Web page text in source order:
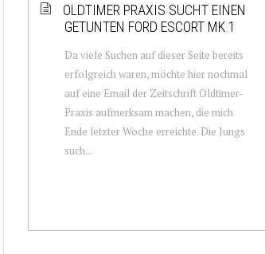
OLDTIMER PRAXIS SUCHT EINEN
GETUNTEN FORD ESCORT MK 1
Da viele Suchen auf dieser Seite bereits
erfolgreich waren, möchte hier nochmal
auf eine Email der Zeitschrift Oldtimer-
Praxis aufmerksam machen, die mich
Ende letzter Woche erreichte. Die Jungs
such...